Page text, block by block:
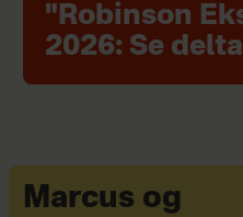
"Robinson
2026: Se
Marcus og